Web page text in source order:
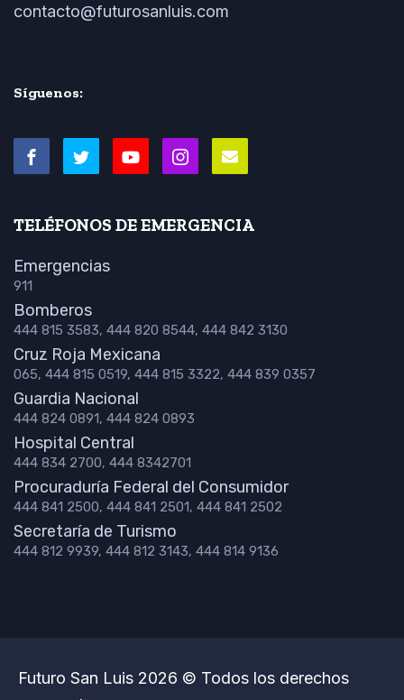
contacto@futurosanluis.com
Síguenos:
TELÉFONOS DE EMERGENCIA
Emergencias
911
Bomberos
444 815 3583, 444 820 8544, 444 842 3130
Cruz Roja Mexicana
065, 444 815 0519, 444 815 3322, 444 839 0357
Guardia Nacional
444 824 0891, 444 824 0893
Hospital Central
444 834 2700, 444 8342701
Procuraduría Federal del Consumidor
444 841 2500, 444 841 2501, 444 841 2502
Secretaría de Turismo
444 812 9939, 444 812 3143, 444 814 9136
Futuro San Luis 2026 © Todos los derechos